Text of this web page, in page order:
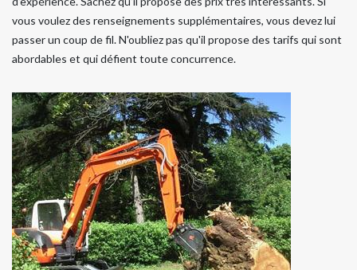
vous voulez des renseignements supplémentaires, vous devez lui
passer un coup de fil. N'oubliez pas qu'il propose des tarifs qui sont
abordables et qui défient toute concurrence.